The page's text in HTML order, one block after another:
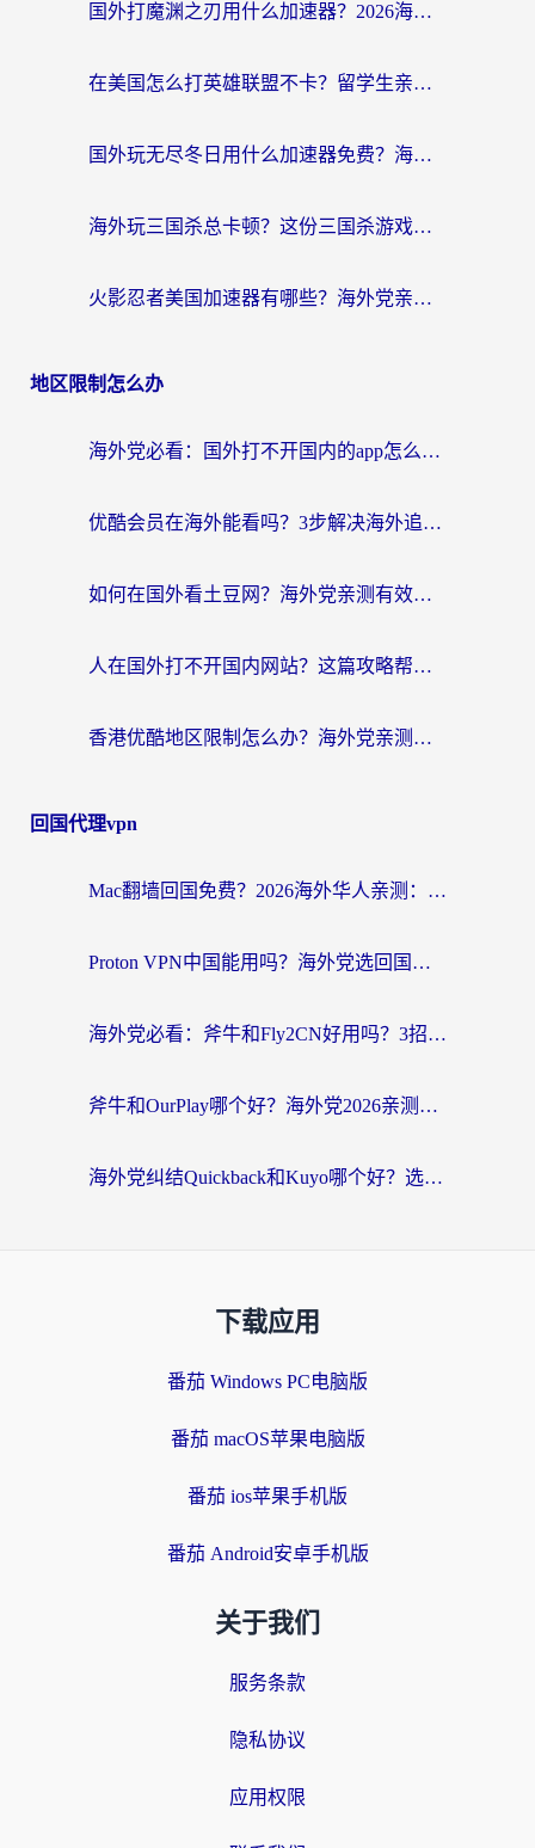
国外打魔渊之刃用什么加速器？2026海外玩家国服游戏加速全攻略（附闪耀暖暖&复苏的魔女避坑指南）
在美国怎么打英雄联盟不卡？留学生亲测的国服游戏加速全攻略
国外玩无尽冬日用什么加速器免费？海外党国服游戏加速避坑指南
海外玩三国杀总卡顿？这份三国杀游戏加速器指南帮你告别延迟烦恼
火影忍者美国加速器有哪些？海外党亲测的国服游戏加速全攻略（含菲律宾玩三国之刃守望黎明技巧）
地区限制怎么办
海外党必看：国外打不开国内的app怎么办？3步解决你的乡愁
优酷会员在海外能看吗？3步解决海外追剧难题，附实测好用加速器推荐
如何在国外看土豆网？海外党亲测有效的追剧加速器选择指南
人在国外打不开国内网站？这篇攻略帮你无缝解锁国内资源（附交管12123使用技巧）
香港优酷地区限制怎么办？海外党亲测有效的追剧解决方案
回国代理vpn
Mac翻墙回国免费？2026海外华人亲测：从CCTV5直播到国内APP，这样选加速器才靠谱
Proton VPN中国能用吗？海外党选回国加速器的避坑指南（附番茄加速器实测）
海外党必看：斧牛和Fly2CN好用吗？3招教你选对回国加速器（附免费试用攻略）
斧牛和OurPlay哪个好？海外党2026亲测：选对加速器，国内资源秒加载
海外党纠结Quickback和Kuyo哪个好？选对回国加速器才能无缝刷国内资源
下载应用
番茄 Windows PC电脑版
番茄 macOS苹果电脑版
番茄 ios苹果手机版
番茄 Android安卓手机版
关于我们
服务条款
隐私协议
应用权限